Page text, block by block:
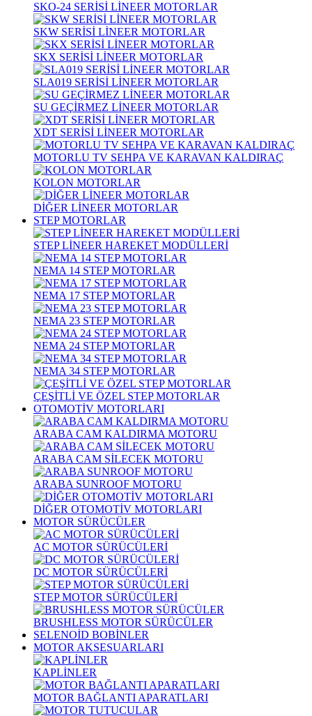
SKO-24 SERİSİ LİNEER MOTORLAR
SKW SERİSİ LİNEER MOTORLAR
SKX SERİSİ LİNEER MOTORLAR
SLA019 SERİSİ LİNEER MOTORLAR
SU GEÇİRMEZ LİNEER MOTORLAR
XDT SERİSİ LİNEER MOTORLAR
MOTORLU TV SEHPA VE KARAVAN KALDIRAÇ
KOLON MOTORLAR
DİĞER LİNEER MOTORLAR
STEP MOTORLAR
STEP LİNEER HAREKET MODÜLLERİ
NEMA 14 STEP MOTORLAR
NEMA 17 STEP MOTORLAR
NEMA 23 STEP MOTORLAR
NEMA 24 STEP MOTORLAR
NEMA 34 STEP MOTORLAR
ÇEŞİTLİ VE ÖZEL STEP MOTORLAR
OTOMOTİV MOTORLARI
ARABA CAM KALDIRMA MOTORU
ARABA CAM SİLECEK MOTORU
ARABA SUNROOF MOTORU
DİĞER OTOMOTİV MOTORLARI
MOTOR SÜRÜCÜLER
AC MOTOR SÜRÜCÜLERİ
DC MOTOR SÜRÜCÜLERİ
STEP MOTOR SÜRÜCÜLERİ
BRUSHLESS MOTOR SÜRÜCÜLER
SELENOİD BOBİNLER
MOTOR AKSESUARLARI
KAPLİNLER
MOTOR BAĞLANTI APARATLARI